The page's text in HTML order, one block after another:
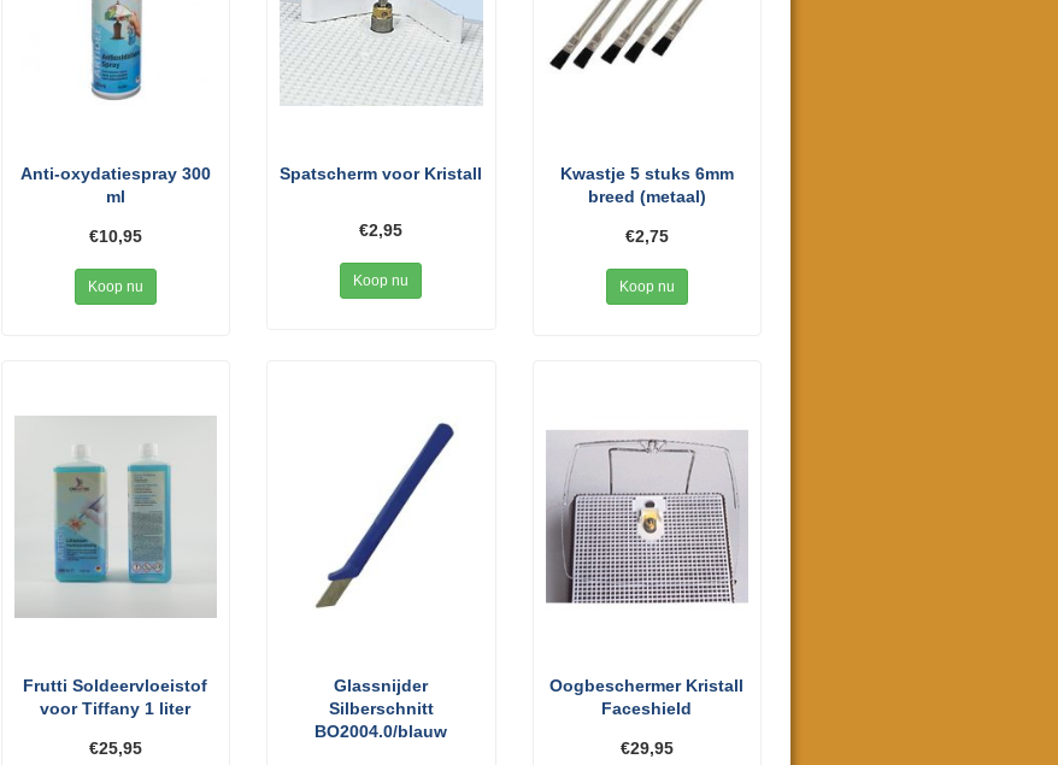
Anti-oxydatiespray 300
ml
€10,95
Koop nu
Spatscherm voor Kristall
€2,95
Koop nu
Kwastje 5 stuks 6mm
breed (metaal)
€2,75
Koop nu
Frutti Soldeervloeistof
voor Tiffany 1 liter
€25,95
Glassnijder
Silberschnitt
BO2004.0/blauw
Oogbeschermer Kristall
Faceshield
€29,95